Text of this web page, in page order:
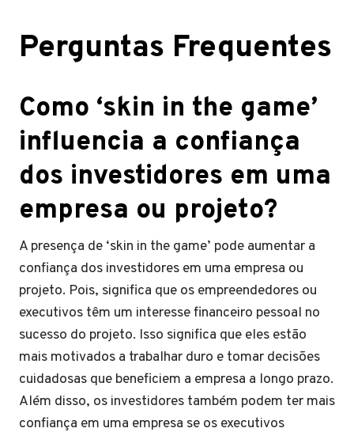
Perguntas Frequentes
Como ‘skin in the game’
influencia a confiança
dos investidores em uma
empresa ou projeto?
A presença de ‘skin in the game’ pode aumentar a
confiança dos investidores em uma empresa ou
projeto. Pois, significa que os empreendedores ou
executivos têm um interesse financeiro pessoal no
sucesso do projeto. Isso significa que eles estão
mais motivados a trabalhar duro e tomar decisões
cuidadosas que beneficiem a empresa a longo prazo.
Além disso, os investidores também podem ter mais
confiança em uma empresa se os executivos